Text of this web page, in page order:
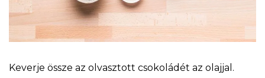
Keverje össze az olvasztott csokoládét az olajjal.